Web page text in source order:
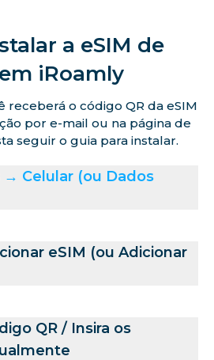
a eSIM de
iRoamly
receberá o código QR da eSIM
por e-mail ou na página de
seguir o guia para instalar.
→ Celular (ou Dados
eSIM (ou Adicionar
QR / Insira os